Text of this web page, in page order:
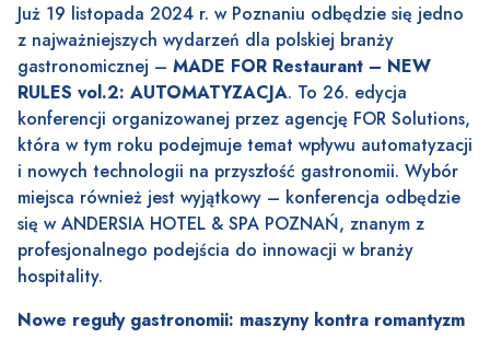
Już 19 listopada 2024 r. w Poznaniu odbędzie się jedno
z najważniejszych wydarzeń dla polskiej branży
gastronomicznej – MADE FOR Restaurant – NEW
RULES vol.2: AUTOMATYZACJA. To 26. edycja
konferencji organizowanej przez agencję FOR Solutions,
która w tym roku podejmuje temat wpływu automatyzacji
i nowych technologii na przyszłość gastronomii. Wybór
miejsca również jest wyjątkowy – konferencja odbędzie
się w ANDERSIA HOTEL & SPA POZNAŃ, znanym z
profesjonalnego podejścia do innowacji w branży
hospitality.
Nowe reguły gastronomii: maszyny kontra romantyzm